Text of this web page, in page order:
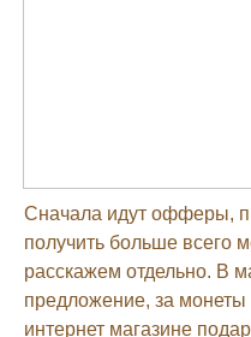
Сначала идут офферы,
получить больше всего
расскажем отдельно. В
предложение, за монеты
интернет магазине